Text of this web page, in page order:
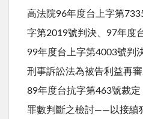
高法院96年度台上字第
字第2019號判決、97年度
99年度台上字第4003號判
刑事訴訟法為被告利益再
89年度台抗字第463號裁定
罪數判斷之檢討——以接續